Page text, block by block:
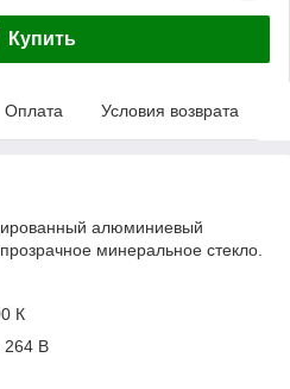
Купить
Оплата Условия возврата
алюминиевый
минеральное стекло.
К
264 В